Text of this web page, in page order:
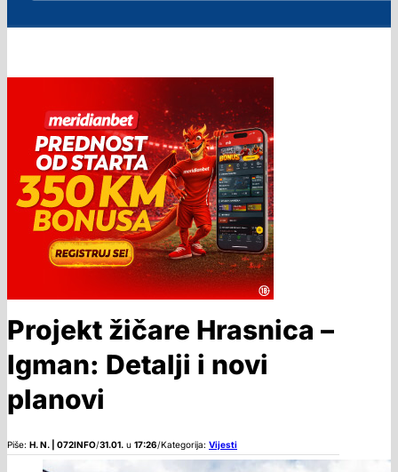
Projekt žičare Hrasnica –
Igman: Detalji i novi
planovi
Piše: H. N. | 072INFO/31.01. u 17:26/Kategorija: Vijesti